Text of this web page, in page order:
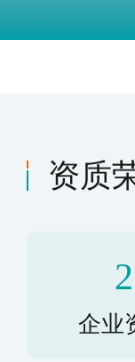
资质
2
企业